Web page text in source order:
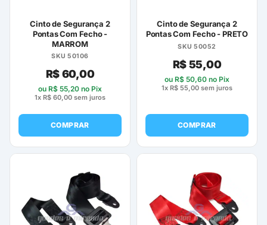
Cinto de Segurança 2
Pontas Com Fecho -
MARROM
SKU 50106
R$60,00
ou R$ 55,20 no Pix
1x R$ 60,00 sem juros
COMPRAR
Cinto de Segurança 2
Pontas Com Fecho - PRETO
SKU 50052
R$55,00
ou R$ 50,60 no Pix
1x R$ 55,00 sem juros
COMPRAR